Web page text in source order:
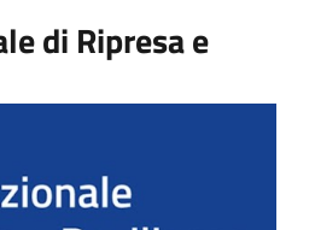
di Ripresa e